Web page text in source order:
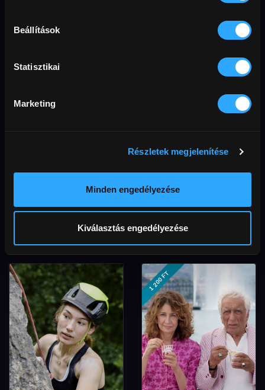
Beállítások
Statisztikai
Marketing
Részletek megjelenítése
Minden engedélyezése
Kiválasztás engedélyezése
Josef Mengele
Együtt
1 200 FT